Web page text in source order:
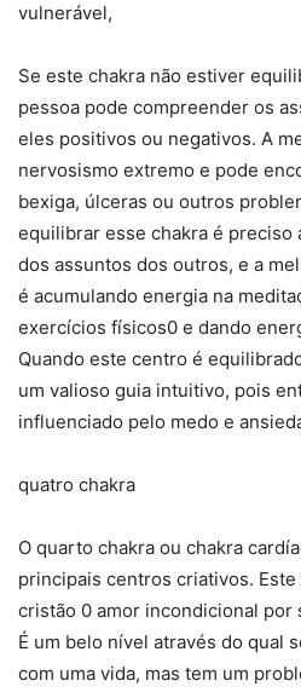
vulnerável,
Se este chakra não estiver
pessoa pode compreender os
eles positivos ou negativos. A
nervosismo extremo e pode
bexiga, úlceras ou outros
equilibrar esse chakra é preciso
dos assuntos dos outros, e a
é acumulando energia na
exercícios físicos0 e dando
Quando este centro é
um valioso guia intuitivo, pois
influenciado pelo medo e
quatro chakra
O quarto chakra ou chakra
principais centros criativos.
cristão 0 amor incondicional por
É um belo nível através do qual
com uma vida, mas tem um